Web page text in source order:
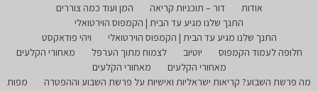
אודות
דור – תוכניות קריאה
המן ועוד כמה צוררים
התנך שלנו מגיע עד הבית | הקמפוס הוירטואלי
התנך שלנו מגיע עד הבית | הקמפוס הוירטואלי
ויהי פודאקסט
חלופה לעמוד הקמפוס
יוטיוב לצמוח מתוך הערפל
מאחורי הקלעים
מאחורי הקלעים
מאחורי הקלעים
מה פרשת השבוע? קריאות ישראליות ואישיות על פרשת השבוע וההפטרה
מפות